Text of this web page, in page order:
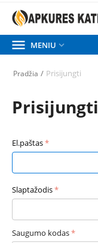
 MENIU 
Pradžia / Prisijungti
Prisijungti
El.paštas
Slaptažodis
Saugumo kodas